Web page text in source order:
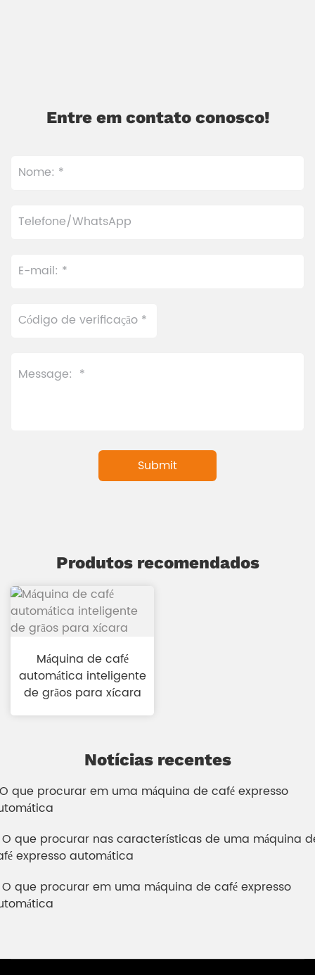
Entre em contato conosco!
Produtos recomendados
Máquina de café
automática inteligente
de grãos para xícara
Notícias recentes
O que procurar em uma máquina de café expresso
O que procurar nas características de uma máquina
expresso automática
O que procurar em uma máquina de café expresso